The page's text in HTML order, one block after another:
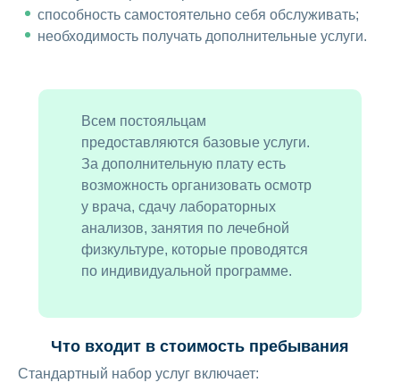
способность самостоятельно себя обслуживать;
необходимость получать дополнительные услуги.
Всем постояльцам
предоставляются базовые услуги.
За дополнительную плату есть
возможность организовать осмотр
у врача, сдачу лабораторных
анализов, занятия по лечебной
физкультуре, которые проводятся
по индивидуальной программе.
Что входит в стоимость пребывания
Стандартный набор услуг включает: